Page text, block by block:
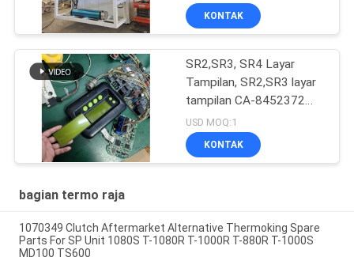
KONTAK
SR2,SR3, SR4 Layar
Tampilan, SR2,SR3 layar
tampilan CA-8452372
Tipe Layar Hijau LCD
untuk THERMO KING
SB210 SB230 Suku
USD MOQ:1
KONTAK
bagian termo raja
1070349 Clutch Aftermarket Alternative Thermoking Spare
Parts For SP Unit 1080S T-1080R T-1000R T-880R T-1000S
MD100 TS600